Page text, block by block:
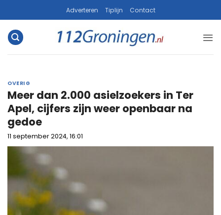
naar
inhoud
Adverteren Tiplijn Contact
OVERIG
Meer dan 2.000 asielzoekers in Ter
Apel, cijfers zijn weer openbaar na
gedoe
11 september 2024, 16:01